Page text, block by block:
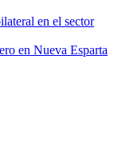
en el sector
en Nueva Esparta